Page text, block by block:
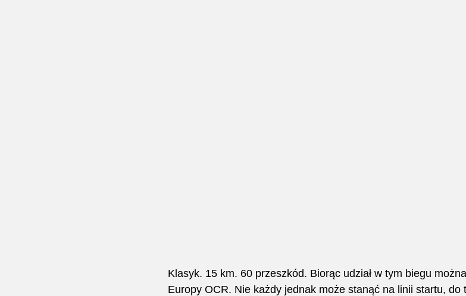
Klasyk. 15 km. 60 przeszkód. Biorąc udział w tym biegu
Europy OCR. Nie każdy jednak może stanąć na linii startu,